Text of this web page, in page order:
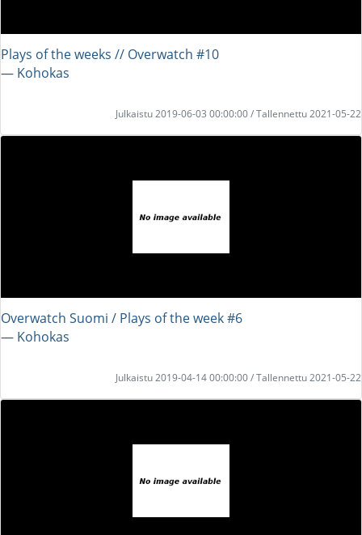
Plays of the weeks // Overwatch #10
― Kohokas
Julkaistu 2019-06-03 00:00:00 / Tallennettu 2021-05-22
Overwatch Suomi / Plays of the week #6
― Kohokas
Julkaistu 2019-04-14 00:00:00 / Tallennettu 2021-05-22